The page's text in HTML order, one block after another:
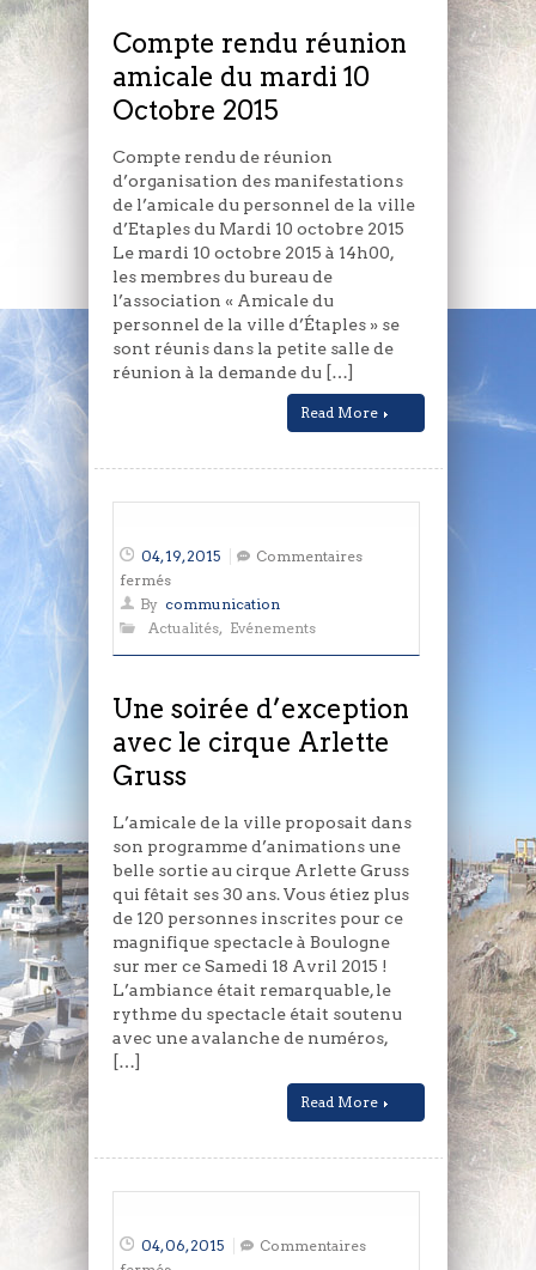
mardi
10
Octobre
2015
Compte rendu réunion
amicale du mardi 10
Octobre 2015
Compte rendu de réunion
d’organisation des manifestations
de l’amicale du personnel de la ville
d’Etaples du Mardi 10 octobre 2015
Le mardi 10 octobre 2015 à 14h00,
les membres du bureau de
l’association « Amicale du
personnel de la ville d’Étaples » se
sont réunis dans la petite salle de
réunion à la demande du […]
Read More
04, 19, 2015
Commentaires
ferméssur
Une
soirée
cirque
Arlette
Gruss
By communication
Actualités, Evénements
Une soirée d’exception
avec le cirque Arlette
Gruss
L’amicale de la ville proposait dans
son programme d’animations une
belle sortie au cirque Arlette Gruss
qui fêtait ses 30 ans. Vous étiez plus
de 120 personnes inscrites pour ce
magnifique spectacle à Boulogne
sur mer ce Samedi 18 Avril 2015 !
L’ambiance était remarquable, le
rythme du spectacle était soutenu
avec une avalanche de numéros,
[…]
Read More
04, 06, 2015
Commentaires